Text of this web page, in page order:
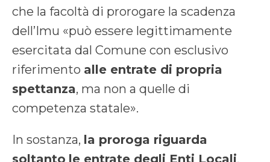
che la facoltà di prorogare la scadenza
dell’Imu «può essere legittimamente
esercitata dal Comune con esclusivo
riferimento alle entrate di propria
spettanza, ma non a quelle di
competenza statale».
In sostanza, la proroga riguarda
soltanto le entrate degli Enti Locali,